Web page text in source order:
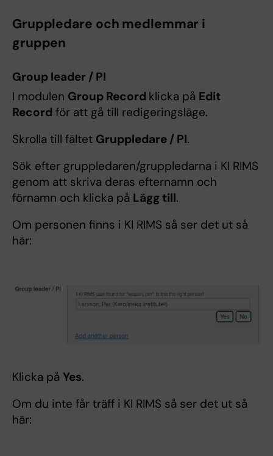
Gruppledare och medlemmar i
gruppen
Group leader / PI
I modulen Group Record klicka på Edit
Record för att gå till redigeringsläge.
Skrolla till fältet Gruppledare / PI.
Sök efter gruppledaren/gruppledarna i KI RIMS
genom att skriva deras efternamn och
förnamn och klicka på Lägg till.
Om personen finns i KI RIMS så ser det ut så
här:
Klicka på Yes.
Om du inte får träff i KI RIMS så ser det ut så
här: